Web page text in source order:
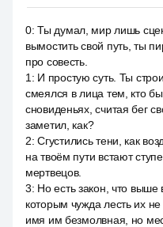
0:Ты думал, мир лишь
вымостить свой путь, ты
про совесть.
1 : И простую суть. Ты
смеялся в лица тем, кто
сновиденьях, считая бег
заметил, как?
2:Сгустились тени, как
на твоём пути встают
мертвецов.
3: Но есть закон, что выше
которым чужда лесть их
имя им безмолвная, но